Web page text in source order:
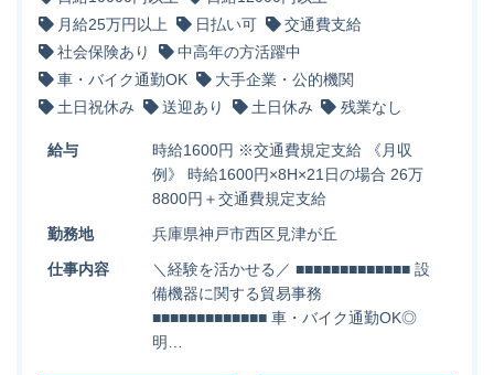
月給25万円以上
日払い可
交通費支給
社会保険あり
中高年の方活躍中
車・バイク通勤OK
大手企業・公的機関
土日祝休み
送迎あり 土日休み 残業なし
給与
時給1600円 ※交通費規定支給 《月収
例》 時給1600円×8H×21日の場合 26万
8800円＋交通費規定支給
勤務地
兵庫県神戸市西区見津が丘
仕事内容
＼経験を活かせる／ ■■■■■■■■■■■■■ 設
備機器に関する貿易事務
■■■■■■■■■■■■■ 車・バイク通勤OK◎
明…